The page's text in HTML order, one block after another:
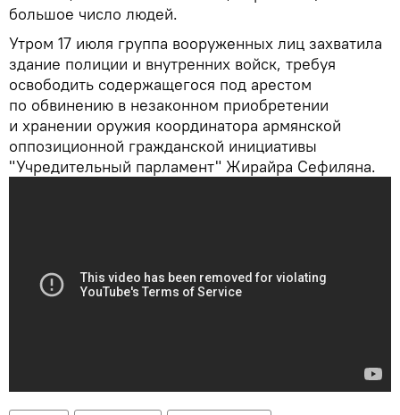
большое число людей.
Утром 17 июля группа вооруженных лиц захватила
здание полиции и внутренних войск, требуя
освободить содержащегося под арестом
по обвинению в незаконном приобретении
и хранении оружия координатора армянской
оппозиционной гражданской инициативы
"Учредительный парламент" Жирайра Сефиляна.